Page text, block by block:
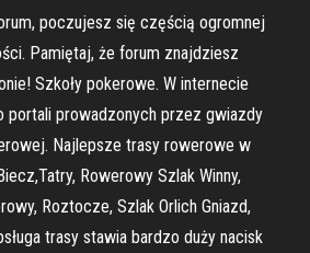
poczujesz się częścią ogromnej
Pamiętaj, że forum znajdziesz
Szkoły pokerowe. W internecie
portali prowadzonych przez gwiazdy
Najlepsze trasy rowerowe w
Rowerowy Szlak Winny,
Roztocze, Szlak Orlich Gniazd,
trasy stawia bardzo duży nacisk